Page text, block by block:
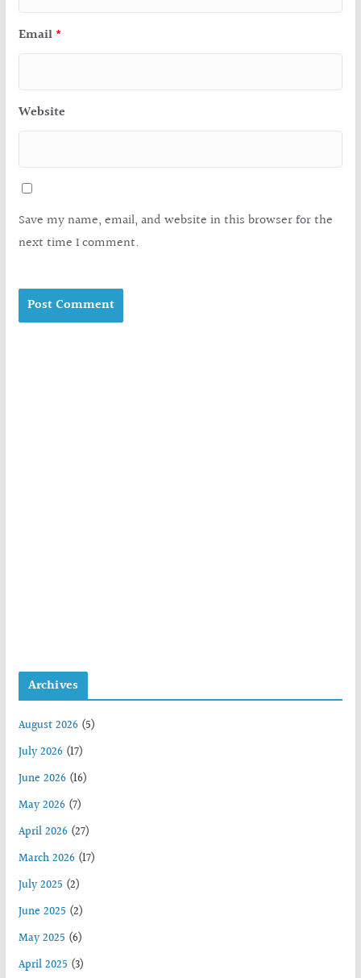
Email *
Website
Save my name, email, and website in this browser for the
next time I comment.
Archives
August 2026(5)
July 2026(17)
June 2026(16)
May 2026(7)
April 2026(27)
March 2026(17)
July 2025 (2)
June 2025 (2)
May 2025 (6)
April 2025 (3)